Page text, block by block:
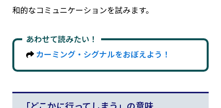
和的なコミュニケーションを試みます。
あわせて読みたい ！
カーミング・シグナルをおぼえよう！